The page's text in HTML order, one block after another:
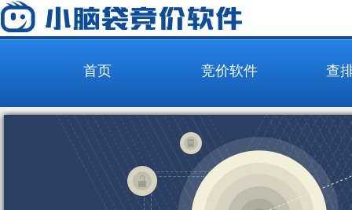
首页 竞价软件 查